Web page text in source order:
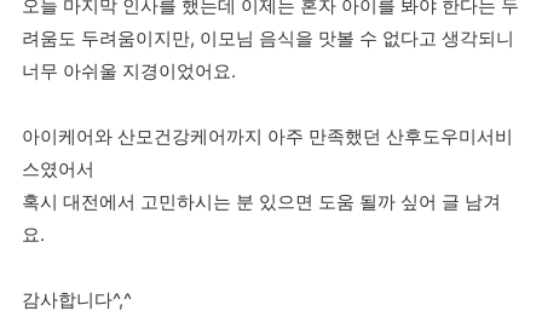
오늘 마지막 인사를 했는데 이제는 혼자 아이를 봐야 한다는 두
려움도 두려움이지만, 이모님 음식을 맛볼 수 없다고 생각되니
너무 아쉬울 지경이었어요.
아이케어와 산모건강케어까지 아주 만족했던 산후도우미서비
스였어서
혹시 대전에서 고민하시는 분 있으면 도움 될까 싶어 글 남겨
요.
감사합니다^,^